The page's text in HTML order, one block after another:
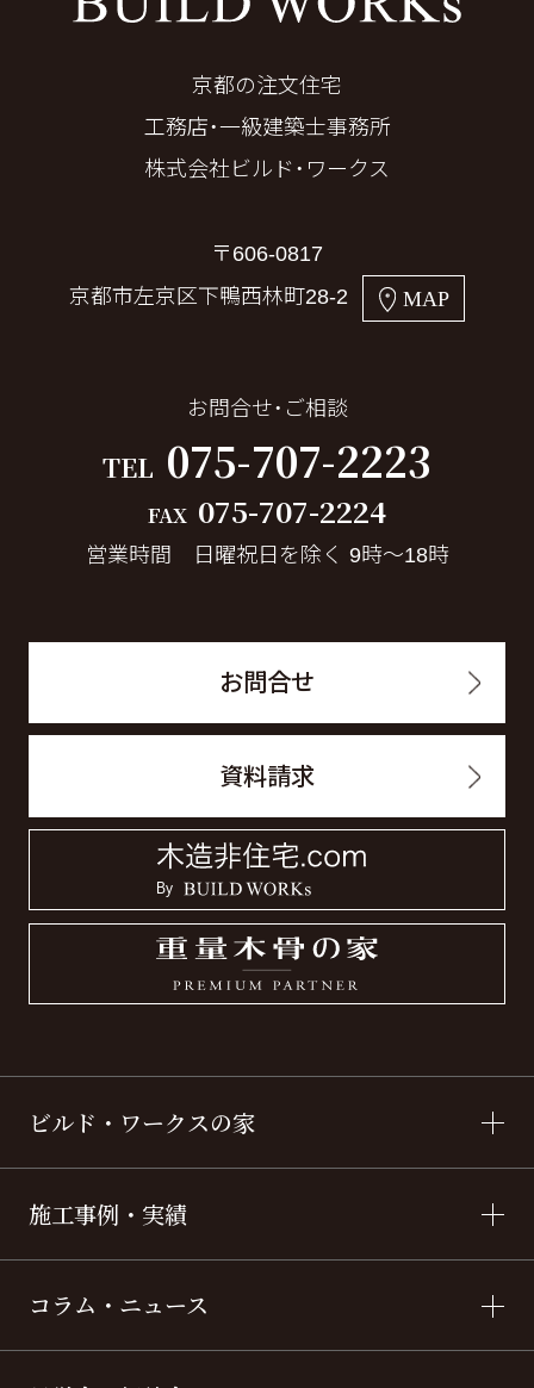
京都の注文住宅
工務店・一級建築士事務所
株式会社ビルド・ワークス
〒606-0817
京都市左京区下鴨西林町28-2
MAP
お問合せ・ご相談
TEL 075-707-2223
FAX 075-707-2224
営業時間 日曜祝日を除く 9時～18時
お問合せ
資料請求
ビルド・ワークスの家
施工事例・実績
コラム・ニュース